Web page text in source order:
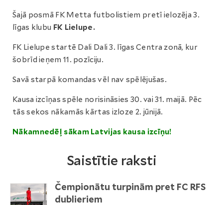
Šajā posmā FK Metta futbolistiem pretī ielozēja 3.
līgas klubu FK Lielupe.
FK Lielupe startē Dali Dali 3. līgas Centra zonā, kur
šobrīd ieņem 11. pozīciju.
Savā starpā komandas vēl nav spēlējušas.
Kausa izcīņas spēle norisināsies 30. vai 31. maijā. Pēc
tās sekos nākamās kārtas izloze 2. jūnijā.
Nākamnedēļ sākam Latvijas kausa izcīņu!
Saistītie raksti
Čempionātu turpinām pret FC RFS
dublieriem